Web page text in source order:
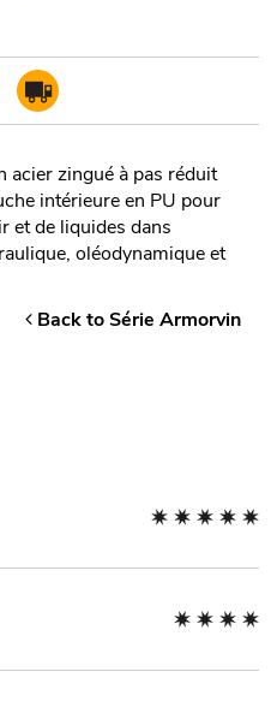
acier zingué à pas réduit
intérieure en PU pour
et de liquides dans
oléodynamique et
Back to Série Armorvin